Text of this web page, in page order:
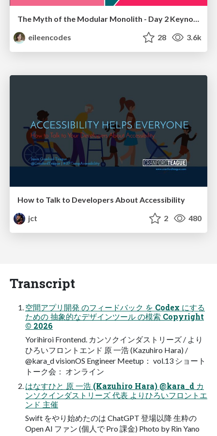
The Myth of the Modular Monolith - Day 2 Keynote - Rails World 2024
eileencodes
28 3.6k
How to Talk to Developers About Accessibility
jct
2 480
Transcript
空間アプリ開発 のフィードバック を Codex にする
ための 抽象的なデザインツール の模索 Copyright
© 2026
Yorihiroi Frontend. カンソクインダストリーズ / より
ひろいフロントエンド 原 一浩 (Kazuhiro Hara) /
@kara_d visionOS Engineer Meetup： vol.13 ショート
トーク会： オンライン
はなすひと 原 一浩 (Kazuhiro Hara) @kara_d カ
ンソクインダストリーズ 代表 よりひろいフロントエ
ンド 主催
Swift をやり始めたのは ChatGPT 登場以降 生粋の
Open AI ファン (個人で Pro 課金) Photo by Rin Yano